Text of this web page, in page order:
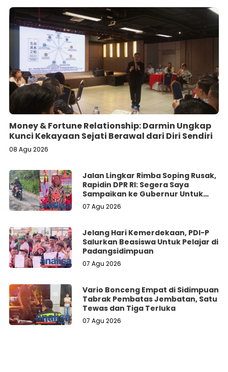
Money & Fortune Relationship: Darmin Ungkap
Kunci Kekayaan Sejati Berawal dari Diri Sendiri
08 Agu 2026
Jalan Lingkar Rimba Soping Rusak,
Rapidin DPR RI: Segera Saya
Sampaikan ke Gubernur Untuk
Perbaikan
07 Agu 2026
Jelang Hari Kemerdekaan, PDI-P
Salurkan Beasiswa Untuk Pelajar di
Padangsidimpuan
07 Agu 2026
Vario Bonceng Empat di Sidimpuan
Tabrak Pembatas Jembatan, Satu
Tewas dan Tiga Terluka
07 Agu 2026